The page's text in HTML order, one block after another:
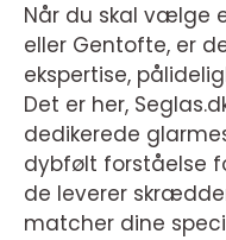
Når du skal vælge
eller Gentofte, er
ekspertise,
Det er her,
dedikerede
dybfølt forståelse
de leverer
matcher dine